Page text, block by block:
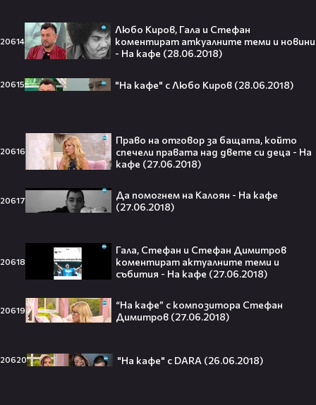
20614
Любо Киров, Гала и Стефан
коментират аткуалните теми и новини
- На кафе (28.06.2018)
20615 "На кафе" с Любо Киров (28.06.2018)
20616
Право на отговор за бащата, който
спечели правата над двете си деца - На
кафе (27.06.2018)
20617
Да помогнем на Калоян - На кафе
(27.06.2018)
20618
Гала, Стефан и Стефан Димитров
коментират актуалните теми и
събития - На кафе (27.06.2018)
20619
“На кафе” с композитора Стефан
Димитров (27.06.2018)
20620 "На кафе" с DARA (26.06.2018)
Theo в The Voice Cast: "Правен съм
в дискотека!" 👀💥
Съдията отложи сливането на
Paramount и Warner Bros. за 110
милиарда долара!😯💥
Любов или скандал? Карди Би и
Мадука Окойе разпалиха
интернет❤️‍🔥🔥
IShowSpeed?! Истината зад